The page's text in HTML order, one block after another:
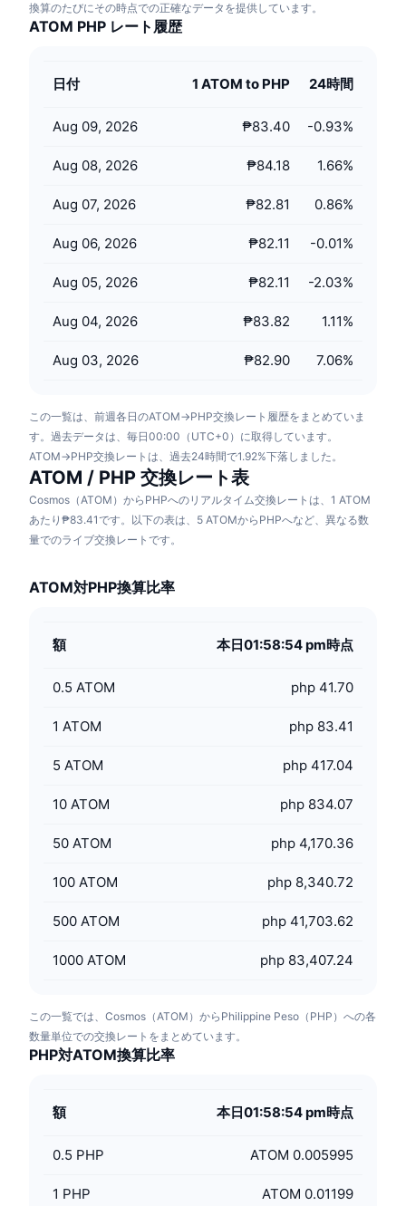
NFT総合統計
今後の販売予定
デリバティブ
キャンペーン
カレンダー
ICOカレンダー
イベントカレンダー
換算のたびにその時点での正確なデータを提供しています。
ATOM PHP レート履歴
日付 1 ATOM to PHP 24時間
Aug 09, 2026 ₱83.40 -0.93%
Aug 08, 2026 ₱84.18 1.66%
Aug 07, 2026 ₱82.81 0.86%
Aug 06, 2026 ₱82.11 -0.01%
Aug 05, 2026 ₱82.11 -2.03%
Aug 04, 2026 ₱83.82 1.11%
Aug 03, 2026 ₱82.90 7.06%
この一覧は、前週各日のATOM→PHP交換レート履歴をまとめていま
す。過去データは、毎日00:00（UTC+0）に取得しています。
ATOM→PHP交換レートは、過去24時間で1.92%下落しました。
ATOM / PHP 交換レート表
Cosmos（ATOM）からPHPへのリアルタイム交換レートは、1 ATOM
あたり₱83.41です。以下の表は、5 ATOMからPHPへなど、異なる数
量でのライブ交換レートです。
ATOM対PHP換算比率
額 本日01:58:54 pm時点
0.5 ATOM php 41.70
1 ATOM php 83.41
5 ATOM php 417.04
10 ATOM php 834.07
50 ATOM php 4,170.36
100 ATOM php 8,340.72
500 ATOM php 41,703.62
1000 ATOM php 83,407.24
この一覧では、Cosmos（ATOM）からPhilippine Peso（PHP）への各
数量単位での交換レートをまとめています。
PHP対ATOM換算比率
額 本日01:58:54 pm時点
0.5 PHP ATOM 0.005995
1 PHP ATOM 0.01199